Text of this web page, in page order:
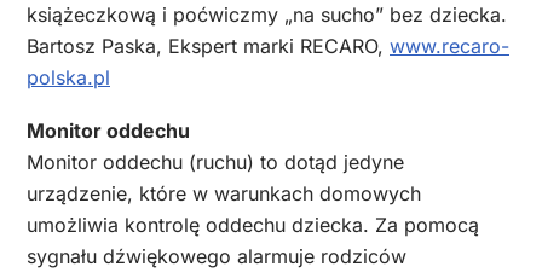
książeczkową i poćwiczmy „na sucho” bez dziecka.
Bartosz Paska, Ekspert marki RECARO, www.recaro-
polska.pl
Monitor oddechu
Monitor oddechu (ruchu) to dotąd jedyne
urządzenie, które w warunkach domowych
umożliwia kontrolę oddechu dziecka. Za pomocą
sygnału dźwiękowego alarmuje rodziców